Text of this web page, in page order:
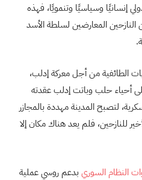
إنسانيًا وسياسيًا وتنمويًا، فهذه
المعارضين لسلطة الأسد
الطائفية من أجل معركة إدلب،
حلب وباتت إدلب عقدته
لتصبح المدينة مهددة بالمجازر
للنازحين، فلم يعد هناك مكان إلا
النظام السوري بدعم روسي عملية